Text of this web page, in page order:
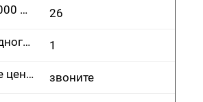
26
От 500 до 1000 м, руб.
1
Стоимость одного врезания, руб.
звоните
Специальные цены